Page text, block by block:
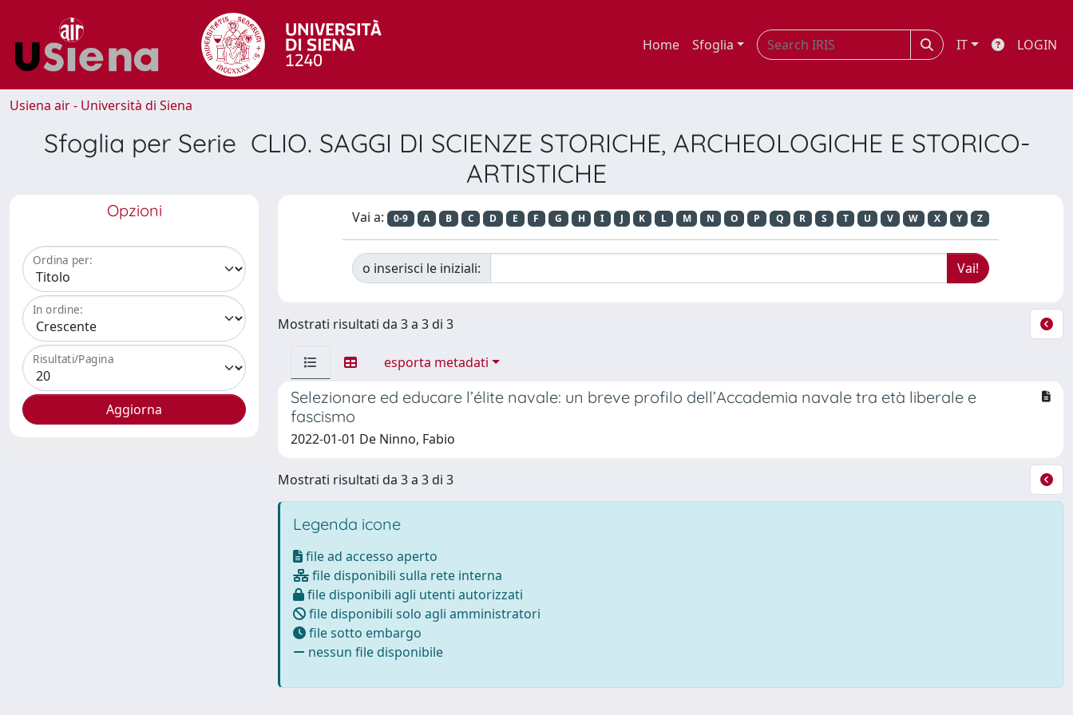
Home Sfoglia IT LOGIN
Usiena air - Università di Siena
Sfoglia per Serie CLIO. SAGGI DI SCIENZE STORICHE, ARCHEOLOGICHE E STORICO-
ARTISTICHE
Opzioni
Ordina per:
In ordine:
Risultati/Pagina
Vai a: 0-9 A B C D E F G H I J K L M N O P Q R S T U V W X Y Z
o inserisci le iniziali:
Mostrati risultati da 3 a 3 di 3
esporta metadati
Selezionare ed educare l’élite navale: un breve profilo dell’Accademia navale tra età liberale e
fascismo
2022-01-01 De Ninno, Fabio
Mostrati risultati da 3 a 3 di 3
Legenda icone
file ad accesso aperto
file disponibili sulla rete interna
file disponibili agli utenti autorizzati
file disponibili solo agli amministratori
file sotto embargo
nessun file disponibile